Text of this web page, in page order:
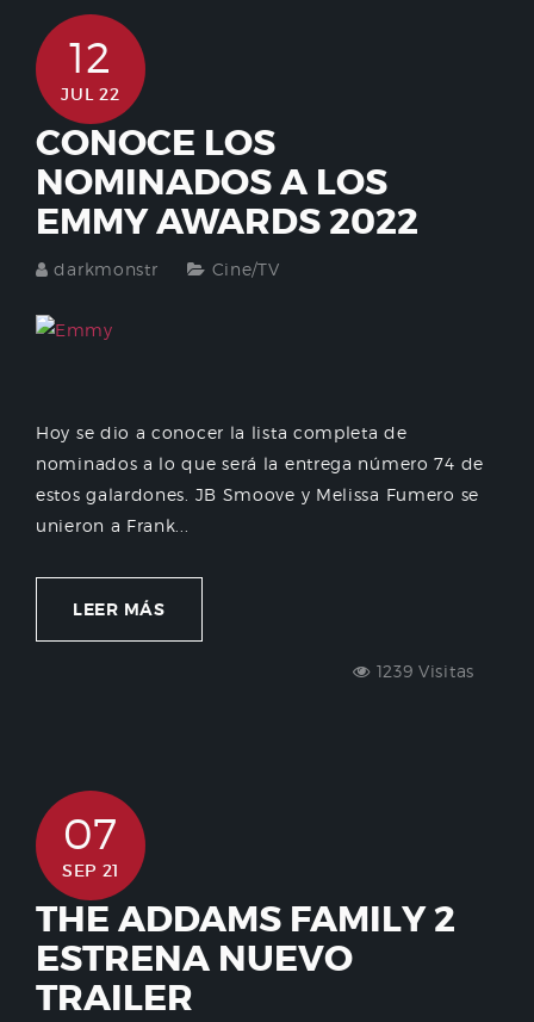
12
JUL 22
CONOCE LOS
NOMINADOS A LOS
EMMY AWARDS 2022
darkmonstr Cine/TV
Hoy se dio a conocer la lista completa de
nominados a lo que será la entrega número 74 de
estos galardones. JB Smoove y Melissa Fumero se
unieron a Frank...
LEER MÁS
1239 Visitas
07
SEP 21
THE ADDAMS FAMILY 2
ESTRENA NUEVO
TRAILER